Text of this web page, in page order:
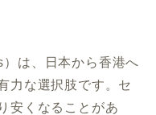
は、日本から香港へ
力な選択肢です。セ
安くなることがあ